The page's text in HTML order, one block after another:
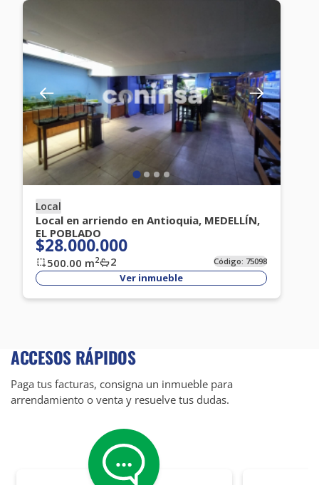
Local
Local en arriendo en Antioquia, MEDELLÍN,
EL POBLADO
$28.000.000
500.00 m2 2 Código: 75098
Ver inmueble
ACCESOS RÁPIDOS
Paga tus facturas, consigna un inmueble para
arrendamiento o venta y resuelve tus dudas.